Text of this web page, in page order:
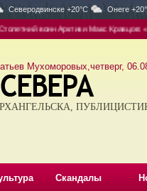
Северодвинске +20°C Онеге
воин Арктики Макс Кравцов:
Мухоморовых,четверг,
Скандалы